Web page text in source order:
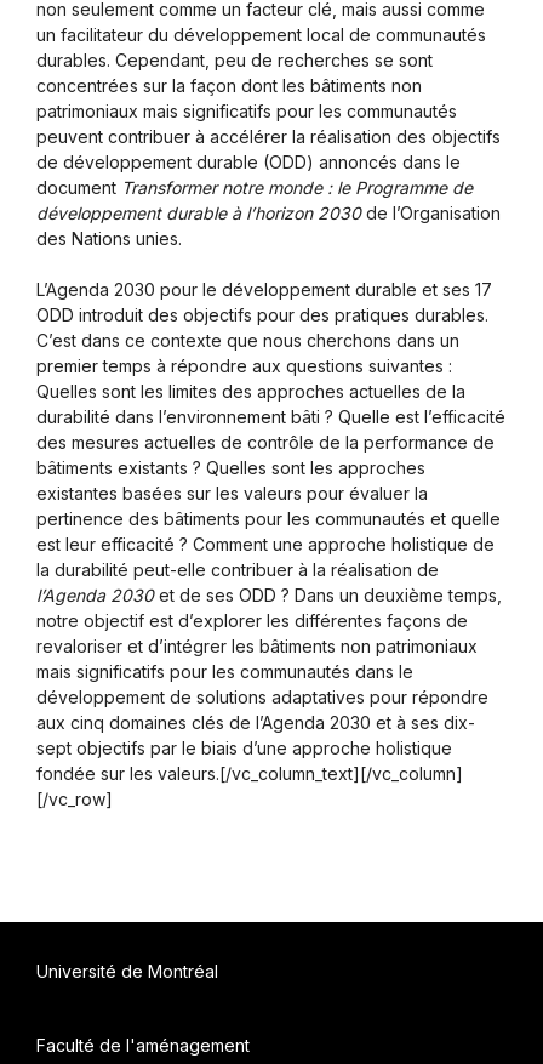
non seulement comme un facteur clé, mais aussi comme
un facilitateur du développement local de communautés
durables. Cependant, peu de recherches se sont
concentrées sur la façon dont les bâtiments non
patrimoniaux mais significatifs pour les communautés
peuvent contribuer à accélérer la réalisation des objectifs
de développement durable (ODD) annoncés dans le
document Transformer notre monde : le Programme de
développement durable à l’horizon 2030de l’Organisation
des Nations unies.
L’Agenda 2030 pour le développement durable et ses 17
ODD introduit des objectifs pour des pratiques durables.
C’est dans ce contexte que nous cherchons dans un
premier temps à répondre aux questions suivantes :
Quelles sont les limites des approches actuelles de la
durabilité dans l’environnement bâti ? Quelle est l’efficacité
des mesures actuelles de contrôle de la performance de
bâtiments existants ? Quelles sont les approches
existantes basées sur les valeurs pour évaluer la
pertinence des bâtiments pour les communautés et quelle
est leur efficacité ? Comment une approche holistique de
la durabilité peut-elle contribuer à la réalisation de
l’Agenda 2030et de ses ODD ? Dans un deuxième temps,
notre objectif est d’explorer les différentes façons de
revaloriser et d’intégrer les bâtiments non patrimoniaux
mais significatifs pour les communautés dans le
développement de solutions adaptatives pour répondre
aux cinq domaines clés de l’Agenda 2030 et à ses dix-
sept objectifs par le biais d’une approche holistique
fondée sur les valeurs.[/vc_column_text][/vc_column]
[/vc_row]
Université de Montréal
Faculté de l'aménagement